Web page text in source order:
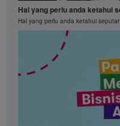
Hal yang perlu anda ketahui
Hal yang perlu anda ketahui